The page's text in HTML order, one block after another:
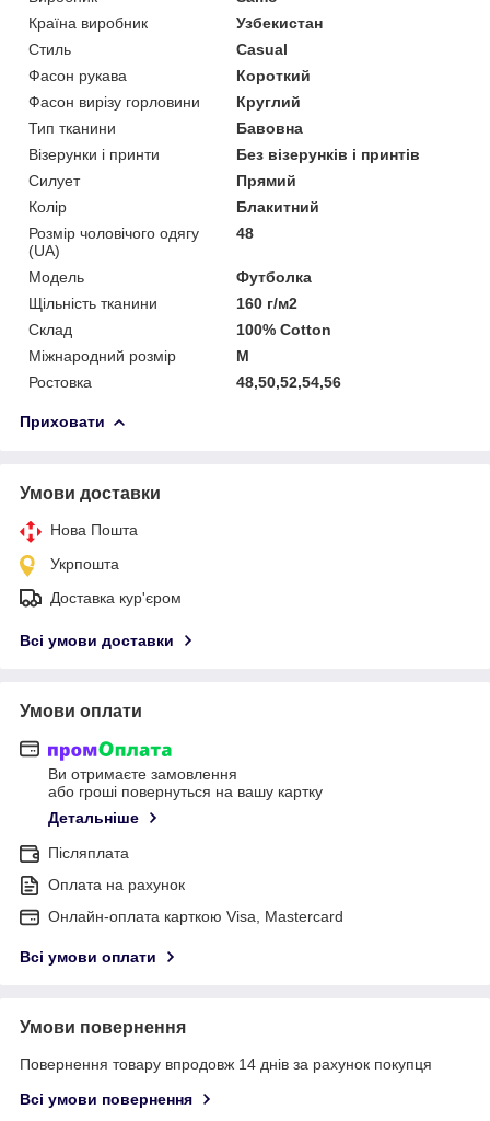
Країна виробник
Узбекистан
Стиль
Casual
Фасон рукава
Короткий
Фасон вирізу горловини
Круглий
Тип тканини
Бавовна
Візерунки і принти
Без візерунків і принтів
Силует
Прямий
Колір
Блакитний
Розмір чоловічого одягу
(UA)
48
Модель
Футболка
Щільність тканини
160 г/м2
Склад
100% Cotton
Міжнародний розмір
M
Ростовка
48,50,52,54,56
Приховати
Умови доставки
Нова Пошта
Укрпошта
Доставка кур'єром
Всі умови доставки
Умови оплати
Ви отримаєте замовлення
або гроші повернуться на вашу картку
Детальніше
Післяплата
Оплата на рахунок
Онлайн-оплата карткою Visa, Mastercard
Всі умови оплати
Умови повернення
Повернення товару впродовж 14 днів за рахунок покупця
Всі умови повернення